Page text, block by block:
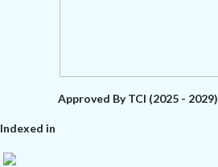
Approved By TCI (2025 - 2029)
Indexed in